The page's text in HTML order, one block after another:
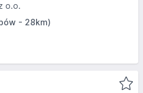
o.o.
- 28km)